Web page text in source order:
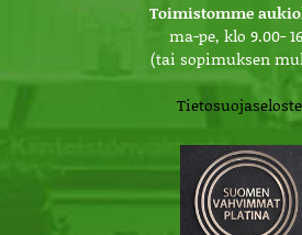
Toimistomme
ma-pe, klo 9.00-
(tai sopimuksen